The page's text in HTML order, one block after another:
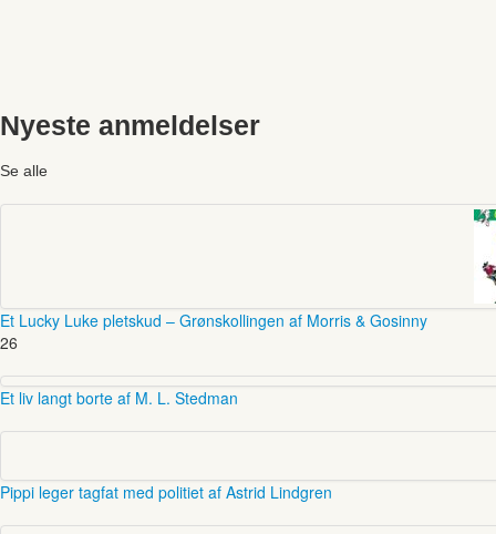
Nyeste anmeldelser
Se alle
Et Lucky Luke pletskud – Grønskollingen af Morris & Gosinny
26
Et liv langt borte af M. L. Stedman
Pippi leger tagfat med politiet af Astrid Lindgren